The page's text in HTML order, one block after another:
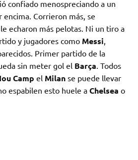
confiado menospreciando a un
encima. Corrieron más, se
echaron más pelotas. Ni un tiro a
y jugadores como Messi,
Primer partido de la
sin meter gol el Barça. Todos
Camp el Milan se puede llevar
espabilen esto huele a Chelsea o